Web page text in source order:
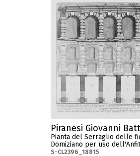
Piranesi Giovanni
Pianta del Serraglio delle
Domiziano per uso
S-CL2396_18815